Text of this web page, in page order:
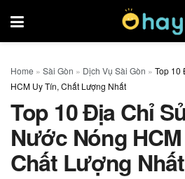
Home » Sài Gòn » Dịch Vụ Sài Gòn » Top 10
HCM Uy Tín, Chất Lượng Nhất
Top 10 Địa Chỉ
Nước Nóng
Chất Lượng Nhất